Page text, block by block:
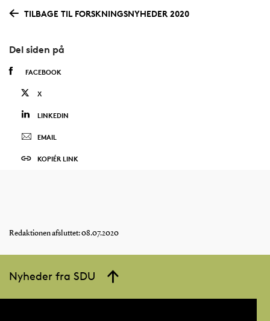
TILBAGE TIL FORSKNINGSNYHEDER 2020
Del siden på
FACEBOOK
X
LINKEDIN
EMAIL
KOPIÉR LINK
Redaktionen afsluttet: 08.07.2020
Nyheder fra SDU